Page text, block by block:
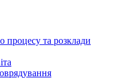
процесу та розклади